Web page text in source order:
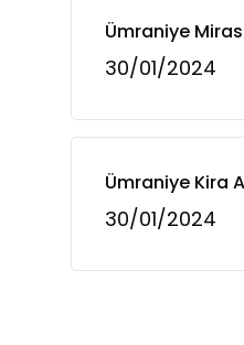
Ümraniye
30/01/2024
Ümraniye Kira
30/01/2024